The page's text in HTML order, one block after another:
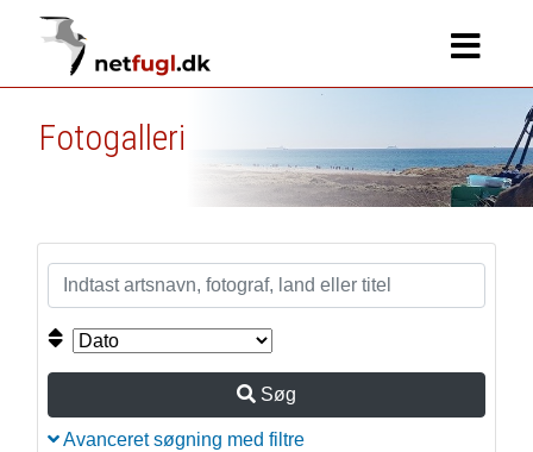
Fotogalleri
Søg
Avanceret søgning med filtre